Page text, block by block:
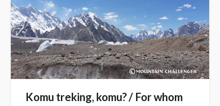
Komu treking, komu? / For whom